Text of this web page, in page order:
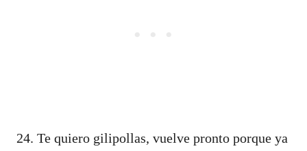
24. Te quiero gilipollas, vuelve pronto porque ya